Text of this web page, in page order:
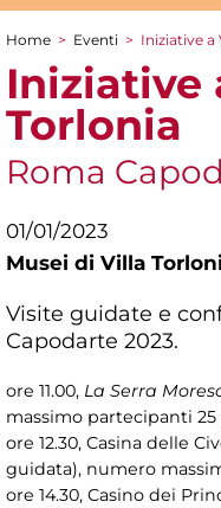
Tu sei qui
Home > Eventi > Iniziative a
Iniziative
Torlonia
Roma
01/01/2023
Musei di Villa
Visite guidate e
Capodarte 2023.
ore 11.00, La Serra
massimo partecipanti 25
ore 12.30, Casina delle
guidata), numero
ore 14.30, Casino dei